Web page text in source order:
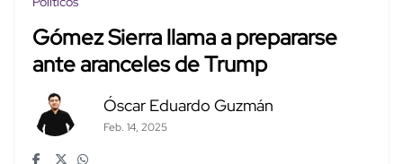
Gómez Sierra llama a prepararse
ante aranceles de Trump
Óscar Eduardo Guzmán
Feb. 14, 2025